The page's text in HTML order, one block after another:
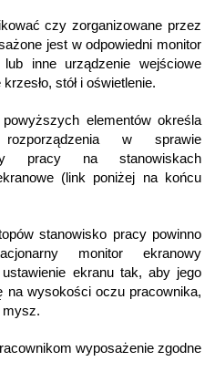
czy zorganizowane przez
jest w odpowiedni monitor
inne urządzenie wejściowe
stół i oświetlenie.
elementów określa
w sprawie
pracy na stanowiskach
(link poniżej na końcu
stanowisko pracy powinno
monitor ekranowy
ekranu tak, aby jego
na wysokości oczu pracownika,
mysz.
wyposażenie zgodne